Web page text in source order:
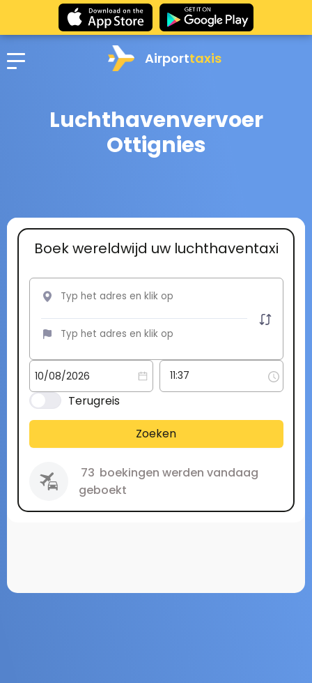
Airporttaxis
Luchthavenvervoer
Ottignies
Boek wereldwijd uw luchthaventaxi
Terugreis
Zoeken
73 boekingen werden vandaag
geboekt